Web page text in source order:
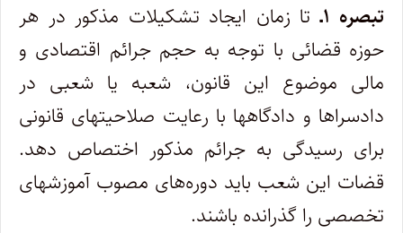
تبصره ۱ـ
تا زمان ایجاد تشکیلات مذکور در هر
حوزه قضائی با توجه به حجم جرائم اقتصادی و
مالی موضوع این قانون، شعبه یا شعبی در
دادسراها و دادگاهها با رعایت صلاحیتهای قانونی
برای رسیدگی به جرائم مذکور اختصاص دهد.
قضات این شعب باید دوره‌های مصوب آموزشهای
تخصصی را گذرانده باشند.